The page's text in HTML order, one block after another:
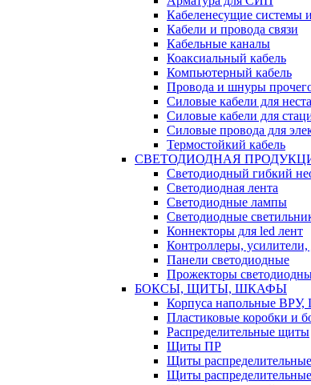
Кабеленесущие системы
Кабели и провода связи
Кабельные каналы
Коаксиальный кабель
Компьютерный кабель
Провода и шнуры
Силовые кабели для
Силовые кабели для
Силовые провода для
Термостойкий кабель
СВЕТОДИОДНАЯ
Светодиодный гибкий
Светодиодная лента
Светодиодные лампы
Светодиодные
Коннекторы для led лент
Контроллеры,
Панели светодиодные
Прожекторы
БОКСЫ, ЩИТЫ, ШКАФЫ
Корпуса напольные
Пластиковые коробки и
Распределительные щиты
Щиты ПР
Щиты
Щиты